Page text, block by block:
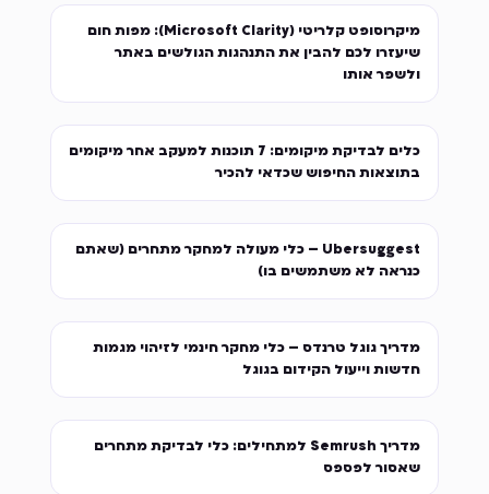
מיקרוסופט קלריטי (Microsoft Clarity): מפות חום
שיעזרו לכם להבין את התנהגות הגולשים באתר
ולשפר אותו
כלים לבדיקת מיקומים: 7 תוכנות למעקב אחר מיקומים
בתוצאות החיפוש שכדאי להכיר
Ubersuggest – כלי מעולה למחקר מתחרים (שאתם
כנראה לא משתמשים בו)
מדריך גוגל טרנדס – כלי מחקר חינמי לזיהוי מגמות
חדשות וייעול הקידום בגוגל
מדריך Semrush למתחילים: כלי לבדיקת מתחרים
שאסור לפספס